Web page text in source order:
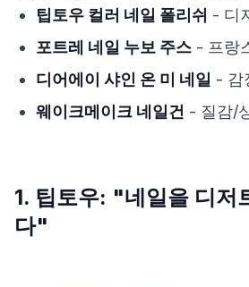
팁토우 컬러 네일 폴리쉬 - 디
포트레 네일 누보 주스 - 프랑
디어에이 샤인 온 미 네일 - 감
웨이크메이크 네일건 - 질감/
1. 팁토우: "네일을 디저
다"